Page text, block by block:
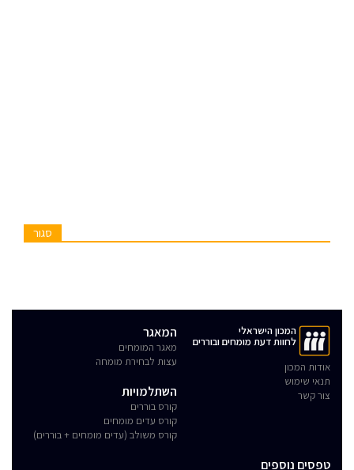
סגור
המכון הישראלי
לחוות דעת מומחים ובוררים
אודות המכון
תנאי שימוש
צור קשר
המאגר
מאגר המומחים
עצות לבחירת מומחה
השתלמויות
קורס בוררים
קורס עדים מומחים
קורס משולב (עדים מומחים + בוררים)
טפסים נוספים